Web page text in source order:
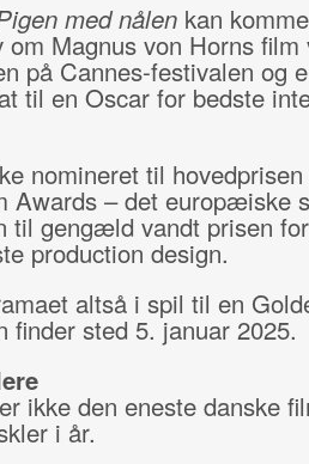
med nålen kan
om Magnus von Horns film
på Cannes-festivalen og
til en Oscar for bedste
nomineret til
Awards – det europæiske
til gengæld vandt prisen
production design.
altså i spil til en
finder sted 5. januar 2025.
er ikke den eneste danske
i år.